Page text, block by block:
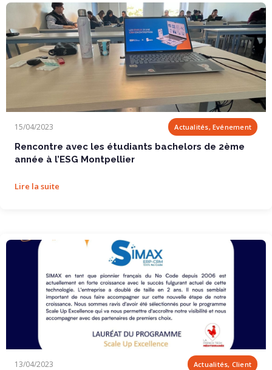
Rencontre avec les étudiants bachelors de 2ème...
15/04/2023 Actualités, Evénement
Rencontre avec les étudiants bachelors de 2ème
année à l’ESG Montpellier
Lire la suite
13/04/2023 Actualités, Client